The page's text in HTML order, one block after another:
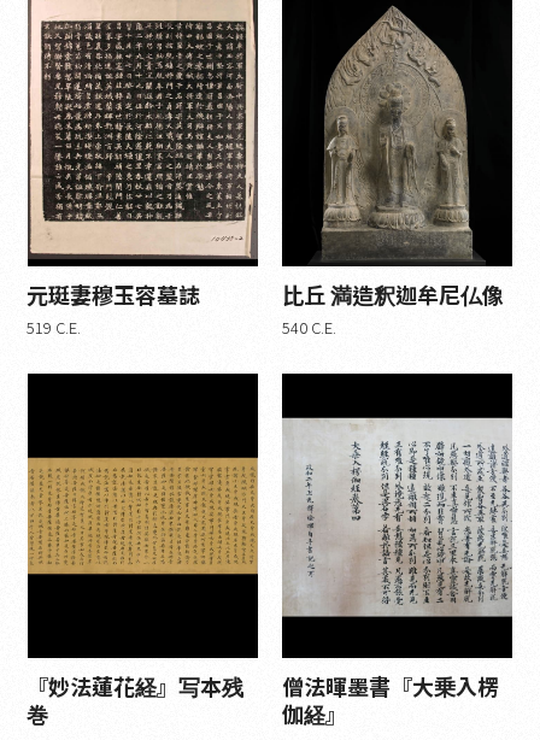
元珽妻穆玉容墓誌
519 C.E.
比丘 満造釈迦牟尼仏像
540 C.E.
『妙法蓮花経』写本残
巻
僧法暉墨書『大乗入楞
伽経』